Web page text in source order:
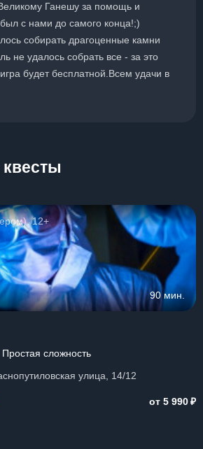
Ганешу за помощь и
с нами до самого конца!;)
собирать драгоценные камни
не удалось собрать все - за это
будет бесплатной.Всем удачи в
12+
90 мин.
Простая сложность
улица, 14/12
от 5 990₽